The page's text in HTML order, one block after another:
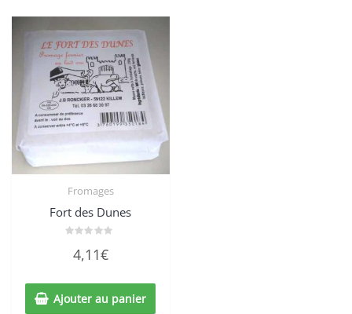
Fromages
Fort des Dunes
sur
4,11€
Ajouter au panier